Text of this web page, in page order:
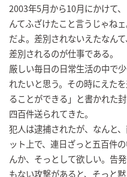
2003年5月から10月にかけて
んてふざけたこと言うじゃね
だよ。差別されないえたなん
差別されるのが仕事である。
厳しい毎日の日常生活の中で
れたいと思う。その時にえた
ることができる」と書かれた
四百件送られてきた。
犯人は逮捕されたが、なんと
ット上で、連日ざっと五百件
んか、そっとして欲しい。告
もない攻撃があると、そっと